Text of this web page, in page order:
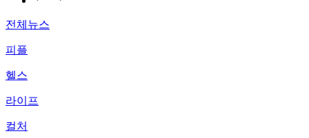
전체뉴스
피플
헬스
라이프
컬처